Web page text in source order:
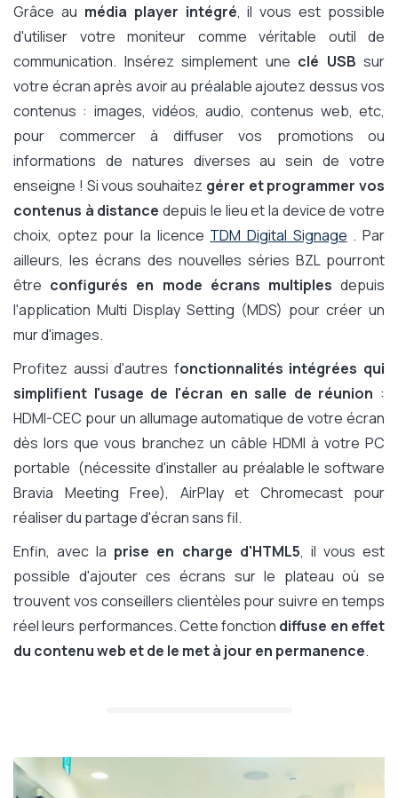
Grâce au média player intégré, il vous est possible
d'utiliser votre moniteur comme véritable outil de
communication. Insérez simplement une clé USB sur
votre écran après avoir au préalable ajoutez dessus vos
contenus : images, vidéos, audio, contenus web, etc,
pour commercer à diffuser vos promotions ou
informations de natures diverses au sein de votre
enseigne ! Si vous souhaitez gérer et programmer vos
contenus à distance depuis le lieu et la device de votre
choix, optez pour la licence TDM Digital Signage . Par
ailleurs, les écrans des nouvelles séries BZL pourront
être configurés en mode écrans multiplesdepuis
l'application Multi Display Setting (MDS) pour créer un
mur d'images.
Profitez aussi d'autres fonctionnalités intégrées qui
simplifient l'usage de l'écran en salle de réunion :
HDMI-CEC pour un allumage automatique de votre écran
dès lors que vous branchez un câble HDMI à votre PC
portable (nécessite d'installer au préalable le software
Bravia Meeting Free), AirPlay et Chromecast pour
réaliser du partage d'écran sans fil.
Enfin, avec la prise en charge d'HTML5, il vous est
possible d'ajouter ces écrans sur le plateau où se
trouvent vos conseillers clientèles pour suivre en temps
réel leurs performances. Cette fonction diffuse en effet
du contenu web et de le met à jour en permanence.